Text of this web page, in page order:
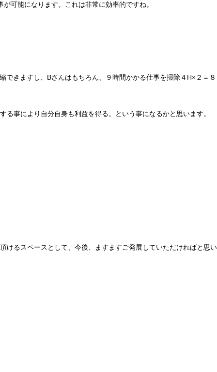
可能になります。これは非常に効率的ですね。
きますし、Bさんはもちろん、９時間かかる仕事を掃除４H×２＝８
事により自分自身も利益を得る。という事になるかと思います。
けるスペースとして、今後、ますますご発展していただければと思い